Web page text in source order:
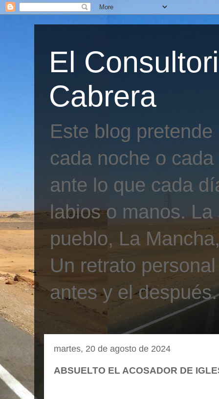
El
Cabrera
Este blog
cada noche o
ante lo que cada
labios o manos.
pueblo, La
Un retrato
antes y el después.
martes, 20 de agosto de 2024
ABSUELTO EL ACOSADOR DE